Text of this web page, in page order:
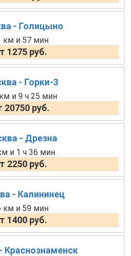
- Голицыно
км и 57 мин
1275 руб.
- Горки-3
и 9 ч 25 мин
20750 руб.
- Дрезна
и 1 ч 36 мин
2250 руб.
- Калининец
км и 59 мин
1400 руб.
Краснознаменск